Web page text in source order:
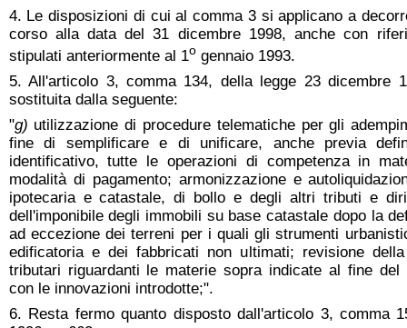
4. Le disposizioni di cui al comma 3 si applicano a
corso alla data del 31 dicembre 1998, anche con
stipulati anteriormente al 1ogennaio 1993.
5. All'articolo 3, comma 134, della legge 23 dicembre
sostituita dalla seguente:
"g) utilizzazione di procedure telematiche per gli
fine di semplificare e di unificare, anche previa
identificativo, tutte le operazioni di competenza in
modalità di pagamento; armonizzazione e
ipotecaria e catastale, di bollo e degli altri tributi e
dell'imponibile degli immobili su base catastale dopo la
ad eccezione dei terreni per i quali gli strumenti
edificatoria e dei fabbricati non ultimati; revisione
tributari riguardanti le materie sopra indicate al fine del
con le innovazioni introdotte;".
6. Resta fermo quanto disposto dall'articolo 3, comma